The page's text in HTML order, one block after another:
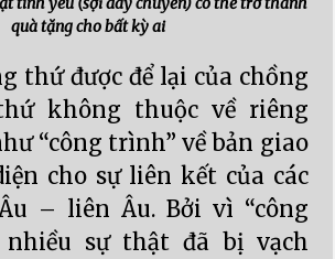
quà tặng cho bất kỳ ai
thứ được để lại của chồng
không thuộc về riêng
“công trình” về bản giao
cho sự liên kết của các
– liên Âu. Bởi vì “công
nhiều sự thật đã bị vạch